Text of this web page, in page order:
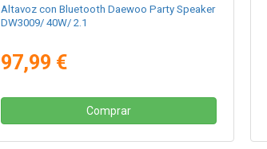
Altavoz con Bluetooth Daewoo Party Speaker
DW3009/ 40W/ 2.1
97,99 €
Comprar